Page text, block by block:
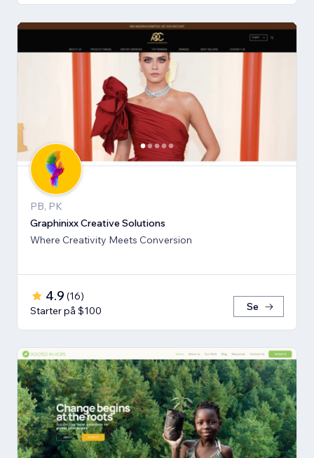
PB, PK
Graphinixx Creative Solutions
Where Creativity Meets Conversion
4.9 (16)
Starter på $100
Se